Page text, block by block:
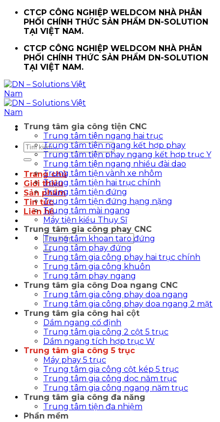
ChuyểnCTCP CÔNG NGHIỆP WELDCOM NHÀ PHÂN
PHỐI CHÍNH THỨC SẢN PHẨM DN-SOLUTION
TẠI VIỆT NAM.
CTCP CÔNG NGHIỆP WELDCOM NHÀ PHÂN
PHỐI CHÍNH THỨC SẢN PHẨM DN-SOLUTION
TẠI VIỆT NAM.
Tìm
kiếm:
Trang chủ
Giới thiệu
Sản phẩm
Tin tức
Liên hệ
Tìm
kiếm:
Trung tâm gia công tiện CNC
Trung tâm tiện ngang hai trục
Trung tâm tiện ngang kết hợp phay
Trung tâm tiện phay ngang kết hợp trục Y
Trung tâm tiện ngang nhiều đài dao
Trung tâm tiện vành xe nhôm
Trung tâm tiện hai trục chính
Trung tâm tiện đứng
Trung tâm tiện đứng hạng nặng
Trung tâm mài ngang
Máy tiện kiểu Thụy Sĩ
Trung tâm gia công phay CNC
Trung tâm khoan taro đứng
Trung tâm phay đứng
Trung tâm gia công phay hai trục chính
Trung tâm gia công khuôn
Trung tâm phay ngang
Trung tâm gia công Doa ngang CNC
Trung tâm gia công phay doa ngang
Trung tâm gia công phay doa ngang 2 mặt
Trung tâm gia công hai cột
Dầm ngang cố định
Trung tâm gia công 2 cột 5 trục
Dầm ngang tích hợp trục W
Trung tâm gia công 5 trục
Máy phay 5 trục
Trung tâm gia công cột kép 5 trục
Trung tâm gia công dọc năm trục
Trung tâm gia công ngang năm trục
Trung tâm gia công đa năng
Trung tâm tiện đa nhiệm
Phần mềm